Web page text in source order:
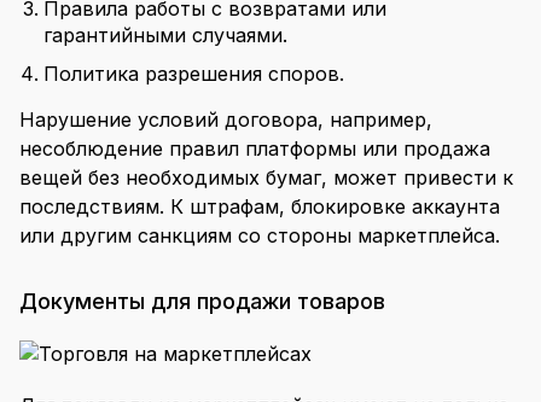
Правила работы с возвратами или
гарантийными случаями.
Политика разрешения споров.
Нарушение условий договора, например,
несоблюдение правил платформы или продажа
вещей без необходимых бумаг, может привести к
последствиям. К штрафам, блокировке аккаунта
или другим санкциям со стороны маркетплейса.
Документы для продажи товаров